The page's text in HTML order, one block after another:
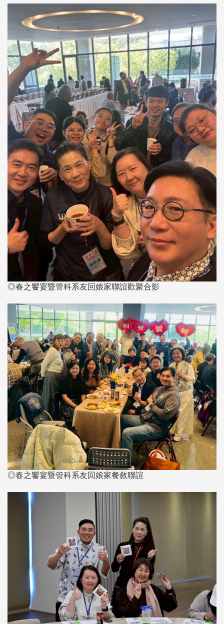
◎春之饗宴暨管科系友回娘家聯誼歡聚合影
◎春之饗宴暨管科系友回娘家餐敘聯誼